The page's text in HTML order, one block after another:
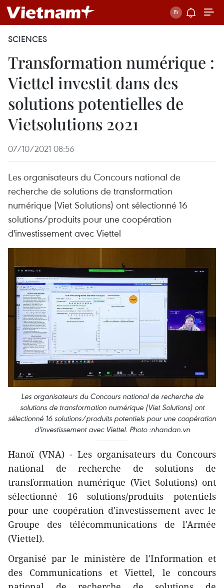
SCIENCES
Transformation numérique :
Viettel investit dans des
solutions potentielles de
Vietsolutions 2021
07/10/2021 08:56
Les organisateurs du Concours national de
recherche de solutions de transformation
numérique (Viet Solutions) ont sélectionné 16
solutions/produits pour une coopération
d'investissement avec Viettel
Les organisateurs du Concours national de recherche de
solutions de transformation numérique (Viet Solutions) ont
sélectionné 16 solutions/produits potentiels pour une coopération
d'investissement avec Viettel. Photo :nhandan.vn
Hanoï (VNA) - Les organisateurs du Concours
national de recherche de solutions de
transformation numérique (Viet Solutions) ont
sélectionné 16 solutions/produits potentiels
pour une coopération d'investissement avec le
Groupe des télécommunications de l'Armée
(Viettel).
Organisé par le ministère de l'Information et
des Communications et Viettel, le concours